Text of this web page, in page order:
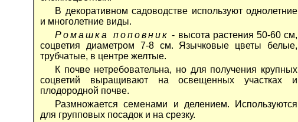
В декоративном садоводстве используют однолетние
и многолетние виды.
Ромашка поповник - высота растения 50-60 см,
соцветия диаметром 7-8 см. Язычковые цветы белые,
трубчатые, в центре желтые.
К почве нетребовательна, но для получения крупных
соцветий выращивают на освещенных участках и
плодородной почве.
Размножается семенами и делением. Используются
для групповых посадок и на срезку.